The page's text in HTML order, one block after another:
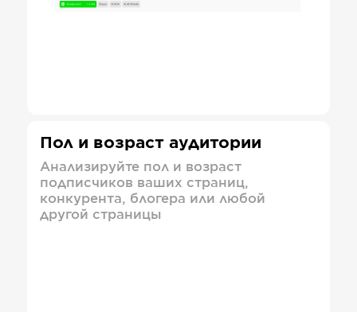
Пол и возраст аудитории
Анализируйте пол и возраст
подписчиков ваших страниц,
конкурента, блогера или любой
другой страницы